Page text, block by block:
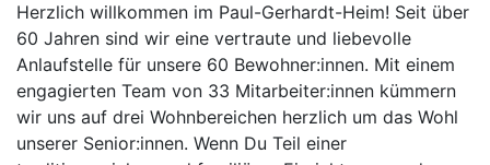
Herzlich willkommen im Paul-Gerhardt-Heim! Seit über
60 Jahren sind wir eine vertraute und liebevolle
Anlaufstelle für unsere 60 Bewohner:innen. Mit einem
engagierten Team von 33 Mitarbeiter:innen kümmern
wir uns auf drei Wohnbereichen herzlich um das Wohl
unserer Senior:innen. Wenn Du Teil einer